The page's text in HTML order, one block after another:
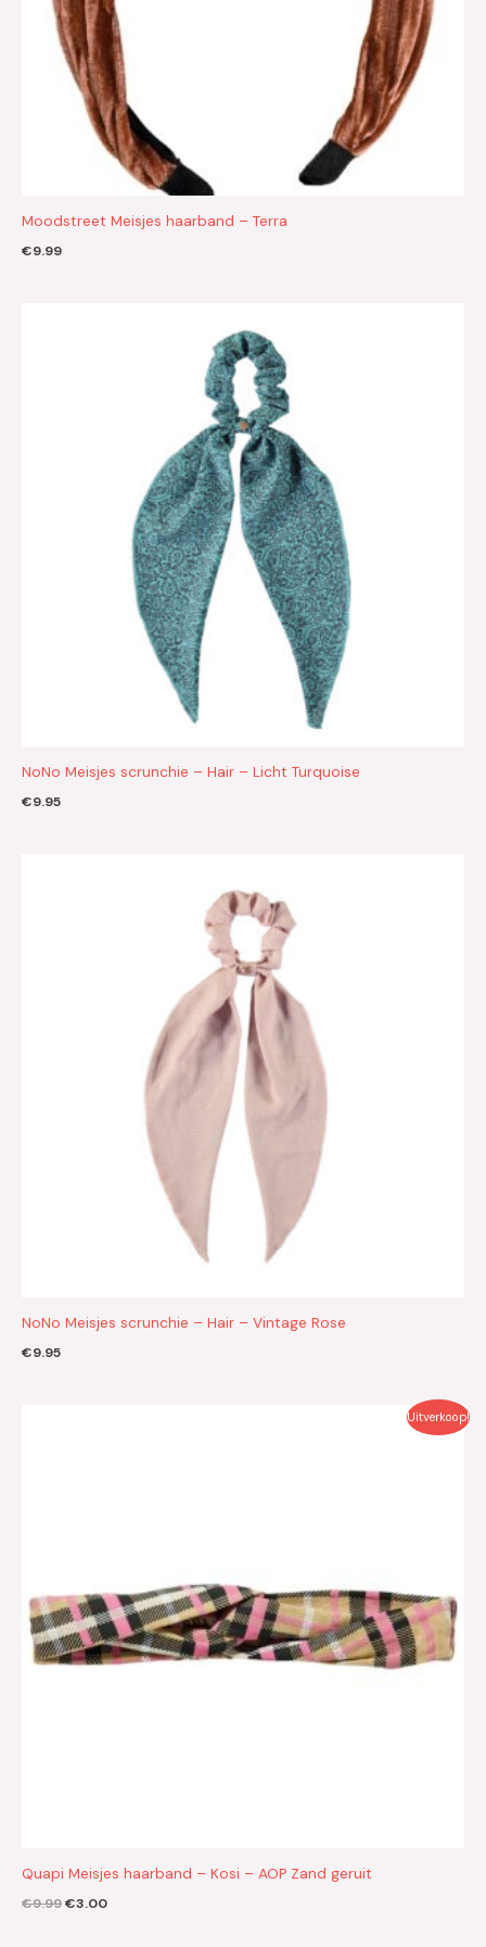
Moodstreet Meisjes haarband – Terra
€9.99
NoNo Meisjes scrunchie – Hair – Licht Turquoise
€9.95
NoNo Meisjes scrunchie – Hair – Vintage Rose
€9.95
Uitverkoop!
Quapi Meisjes haarband – Kosi – AOP Zand geruit
€9.99€3.00